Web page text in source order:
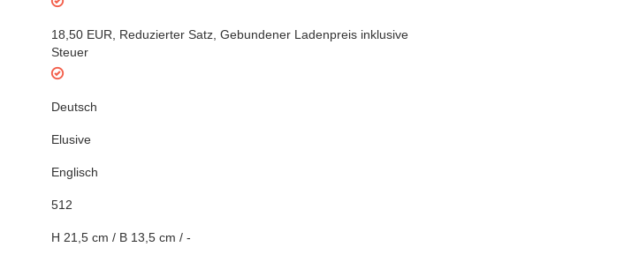
18,50 EUR Reduzierter Satz Gebundener Ladenpreis inklusive
Steuer
Deutsch
Elusive
Englisch
512
H 21,5 cm / B 13,5 cm / -